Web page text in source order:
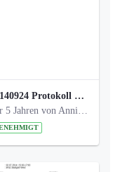
20140924 Protokoll Park am Gesundheitsamt 03.pdf